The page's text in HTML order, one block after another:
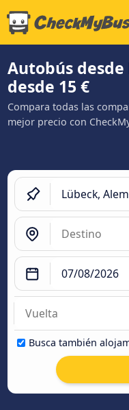
Autobús
desde 15 €
Compara todas las
mejor precio con
Busca también